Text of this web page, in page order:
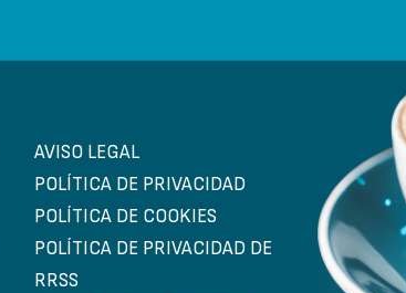
AVISO LEGAL
POLÍTICA DE PRIVACIDAD
POLÍTICA DE COOKIES
POLÍTICA DE PRIVACIDAD DE
RRSS